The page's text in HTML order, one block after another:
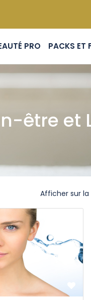
BEAUTÉ PRO
être et
Afficher sur